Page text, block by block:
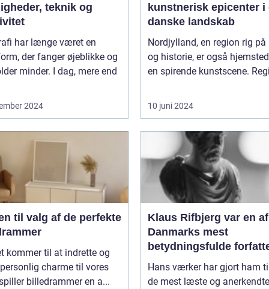
teknik og
har længe været en
der fanger øjeblikke og
minder. I dag, mere end
2024
kunstnerisk epicenter i
danske landskab
Nordjylland, en region rig på
og historie, er også
en spirende kunstscene.
10 juni 2024
til valg af de perfekte
kommer til at indrette og
charme til vores
billedrammer en a...
Klaus Rifbjerg var en af
Danmarks mest
betydningsfulde
og forfatter til en lang
bøger, der spænder
Hans værker har gjort ham
de mest læste og anerkendte